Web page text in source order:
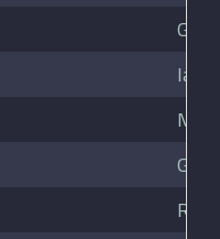
Gallo